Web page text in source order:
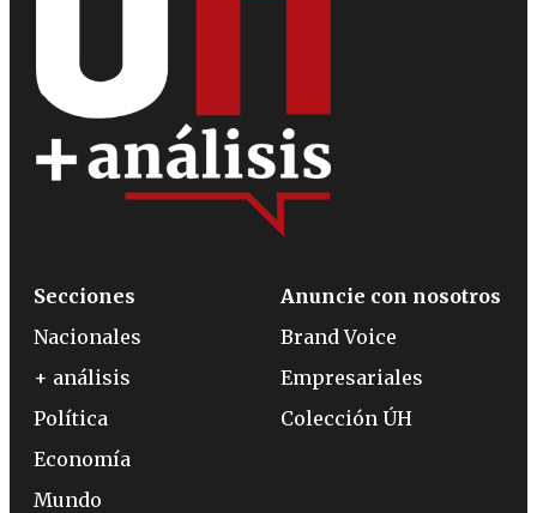
Secciones
Nacionales
+ análisis
Política
Economía
Mundo
Anuncie con nosotros
Brand Voice
Empresariales
Colección ÚH